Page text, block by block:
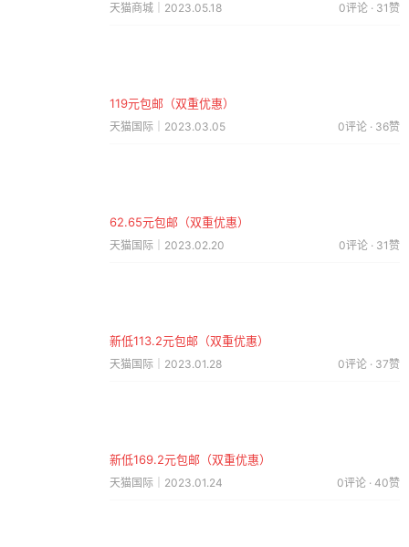
天猫商城｜2023.05.18 0评论 · 31赞
119元包邮（双重优惠）
天猫国际｜2023.03.05 0评论 · 36赞
62.65元包邮（双重优惠）
天猫国际｜2023.02.20 0评论 · 31赞
新低113.2元包邮（双重优惠）
天猫国际｜2023.01.28 0评论 · 37赞
新低169.2元包邮（双重优惠）
天猫国际｜2023.01.24 0评论 · 40赞